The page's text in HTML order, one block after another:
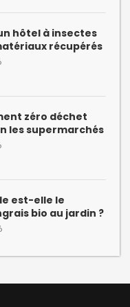
hôtel à insectes
récupérés
zéro déchet
les supermarchés
est-elle le
bio au jardin ?